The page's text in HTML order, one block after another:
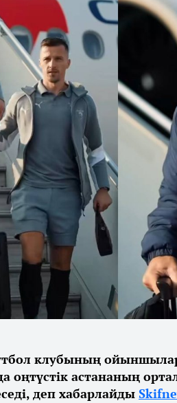
клубының
оңтүстік астананың
деп хабарлайды